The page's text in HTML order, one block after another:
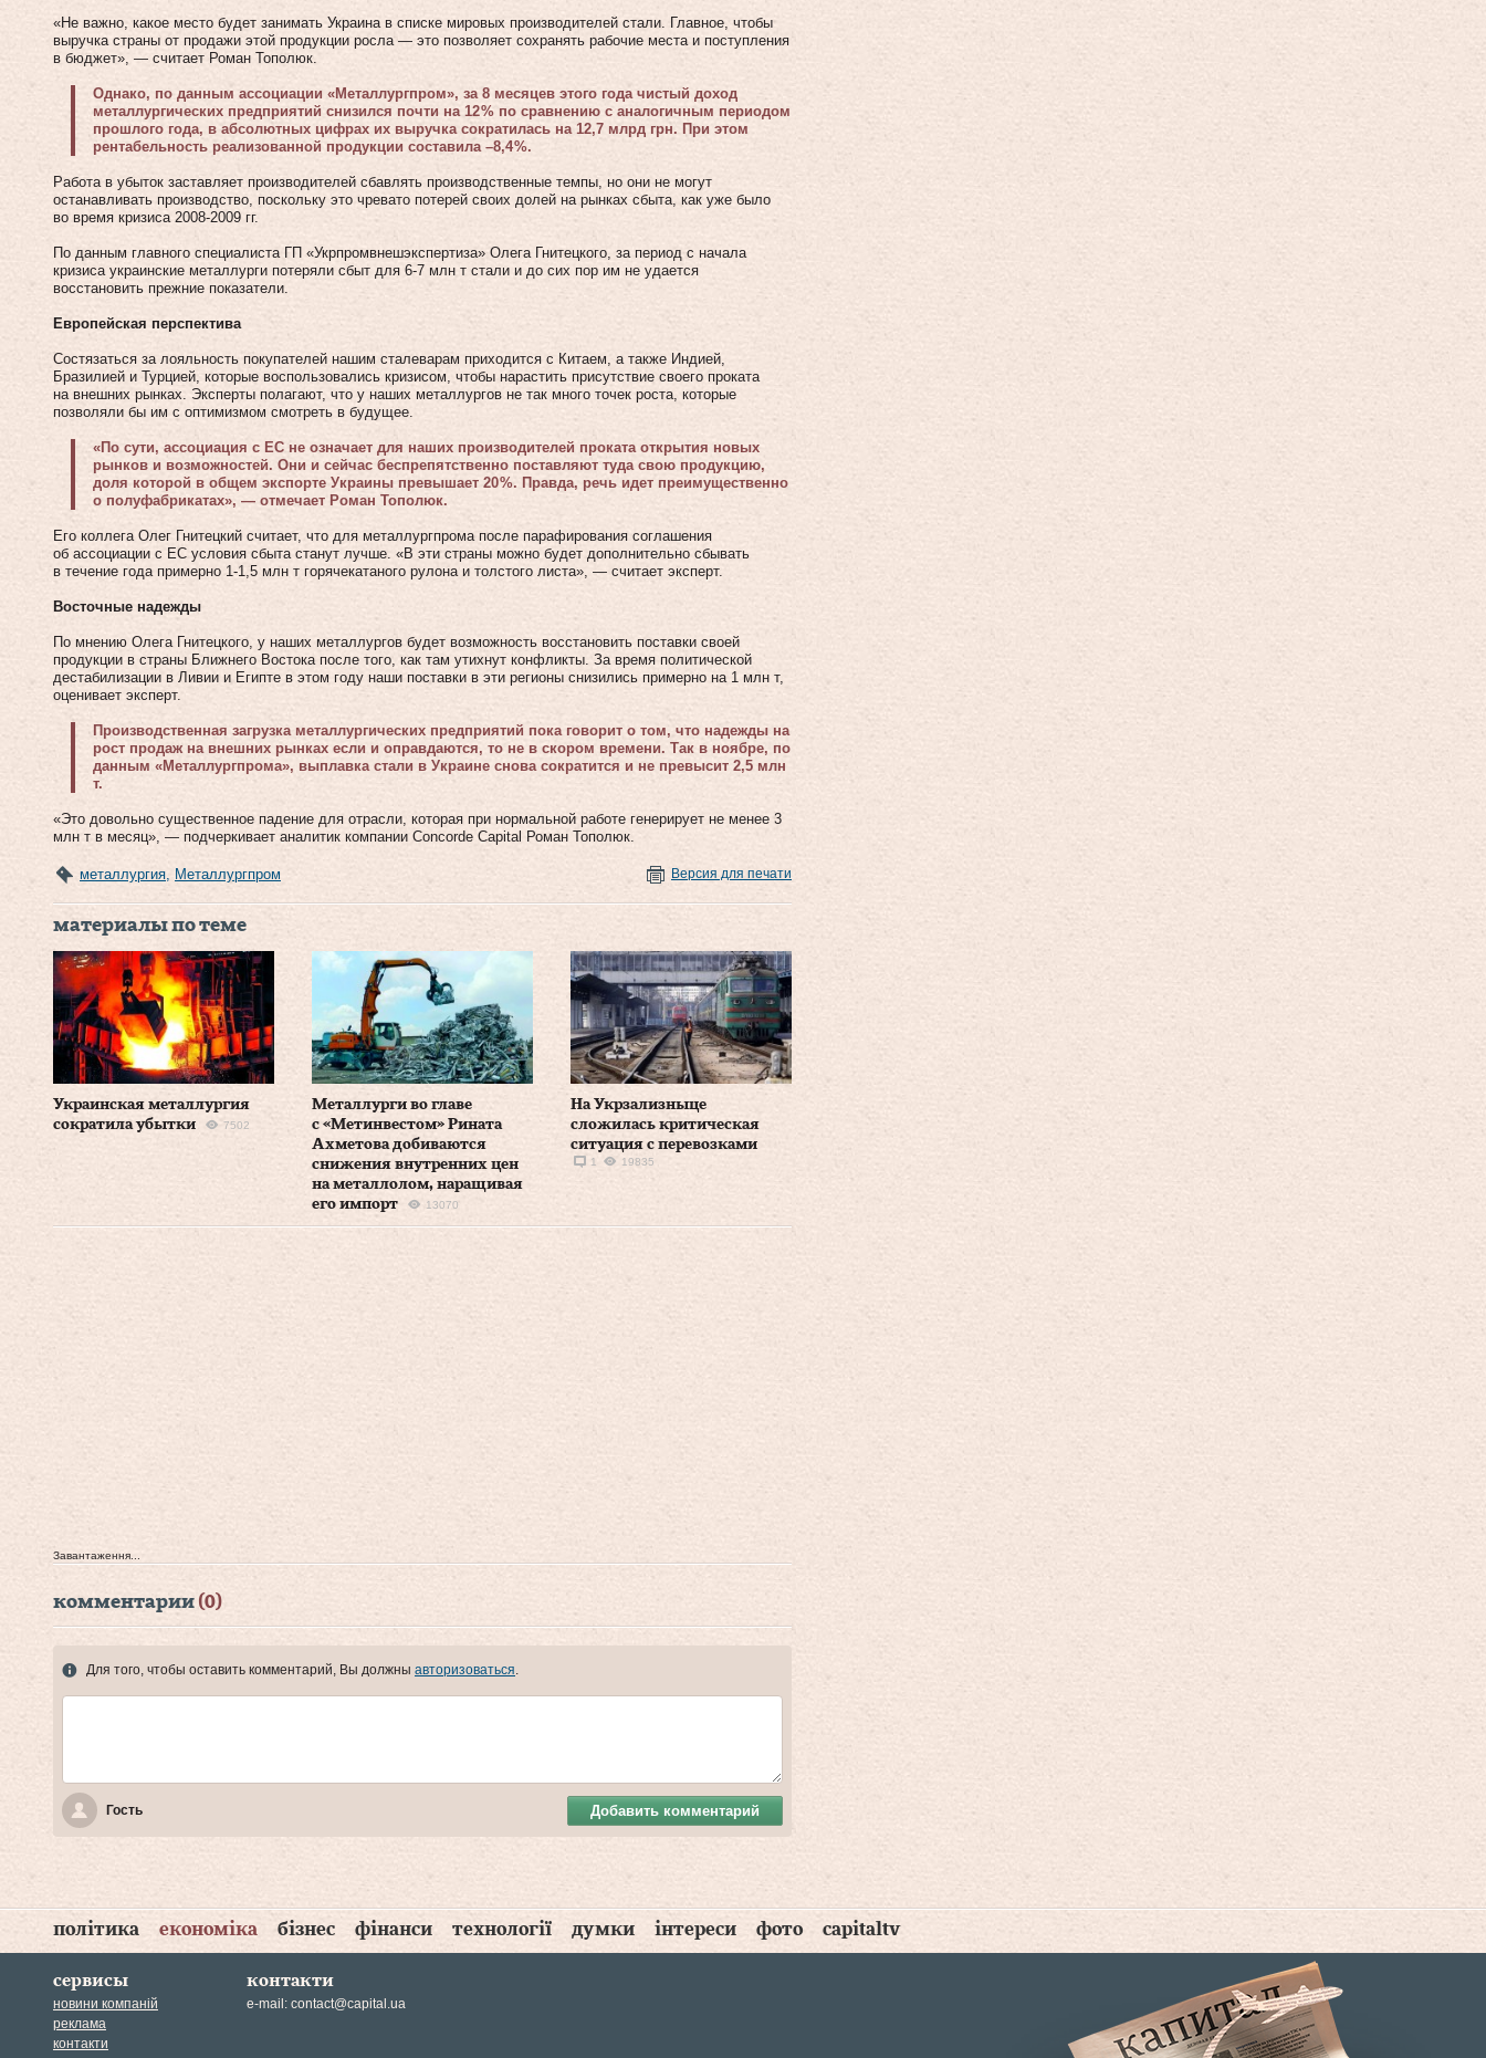
«Не важно, какое место будет занимать Украина в списке мировых производителей стали. Главное, чтобы
выручка страны от продажи этой продукции росла — это позволяет сохранять рабочие места и поступления
в бюджет», — считает Роман Тополюк.
Однако, по данным ассоциации «Метал­лургпром», за 8 месяцев этого года чистый доход
металлургических предприятий снизился почти на 12 % по сравнению с аналогичным периодом
прошлого года, в абсолютных цифрах их выручка сократилась на 12,7 млрд грн. При этом
рентабельность реализованной продукции составила –8,4 %.
Работа в убыток заставляет производителей сбавлять производственные темпы, но они не могут
останавливать производство, поскольку это чревато потерей своих долей на рынках сбыта, как уже было
во время кризиса 2008‑2009 гг.
По данным главного специалиста ГП «Укрпромвнешэкспертиза» Олега Гнитецкого, за период с начала
кризиса украинские металлурги потеряли сбыт для 6‑7 млн т стали и до сих пор им не удается
восстановить прежние показатели.
Европейская перспектива
Состязаться за лояльность покупателей нашим сталеварам приходится с Китаем, а также Индией,
Бразилией и Турцией, которые воспользовались кризисом, чтобы нарастить присутствие своего проката
на внешних рынках. Эксперты полагают, что у наших металлургов не так много точек роста, которые
позволяли бы им с оптимизмом смотреть в будущее.
«По сути, ассоциация с ЕС не означает для наших производителей проката открытия новых
рынков и возможностей. Они и сейчас беспрепятственно поставляют туда свою продукцию,
доля которой в общем экспорте Украины превышает 20 %. Правда, речь идет преимущественно
о полуфабрикатах», — отмечает Роман Тополюк.
Его коллега Олег Гнитецкий считает, что для металлургпрома после парафирования соглашения
об ассоциации с ЕС условия сбыта станут лучше. «В эти страны можно будет дополнительно сбывать
в течение года примерно 1‑1,5 млн т горячекатаного рулона и толстого листа», — считает эксперт.
Восточные надежды
По мнению Олега Гнитецкого, у наших металлургов будет возможность восстановить поставки своей
продукции в страны Ближнего Востока после того, как там утихнут конфликты. За время политической
дестабилизации в Ливии и Египте в этом году наши поставки в эти регионы снизились примерно на 1 млн т,
оценивает эксперт.
Производственная загрузка металлургических предприятий пока говорит о том, что надежды на
рост продаж на внешних рынках если и оправдаются, то не в скором времени. Так в ноябре, по
данным «Металлургпрома», выплавка стали в Украине снова сократится и не превысит 2,5 млн
т.
«Это довольно существенное падение для отрасли, которая при нормальной работе генерирует не менее 3
млн т в месяц», — подчеркивает аналитик компании Concorde Capital Роман Тополюк.
металлургия, Металлургпром Версия для печати
материалы по теме
Украинская металлургия
сократила убытки
7502
Металлурги во главе
с «Метинвестом» Рината
Ахметова добиваются
снижения внутренних цен
на металлолом, наращивая
его импорт
13070
На Укрзализныце
сложилась критическая
ситуация с перевозками
1 19835
Завантаження...
комментарии (0)
Для того, чтобы оставить комментарий, Вы должны авторизоваться.
Гость Добавить комментарий
політика економіка бізнес фінанси технології думки інтереси фото capitaltv
сервисы
новини компаній
реклама
контакти
контакти
e-mail: contact@capital.ua